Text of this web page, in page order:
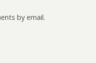
by email.